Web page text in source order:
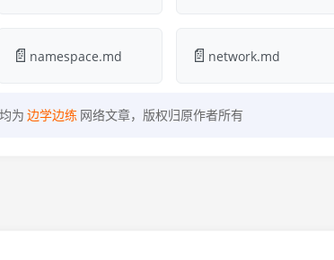
📄 namespace.md 📄 network.md
为 边学边练 网络文章，版权归原作者所有